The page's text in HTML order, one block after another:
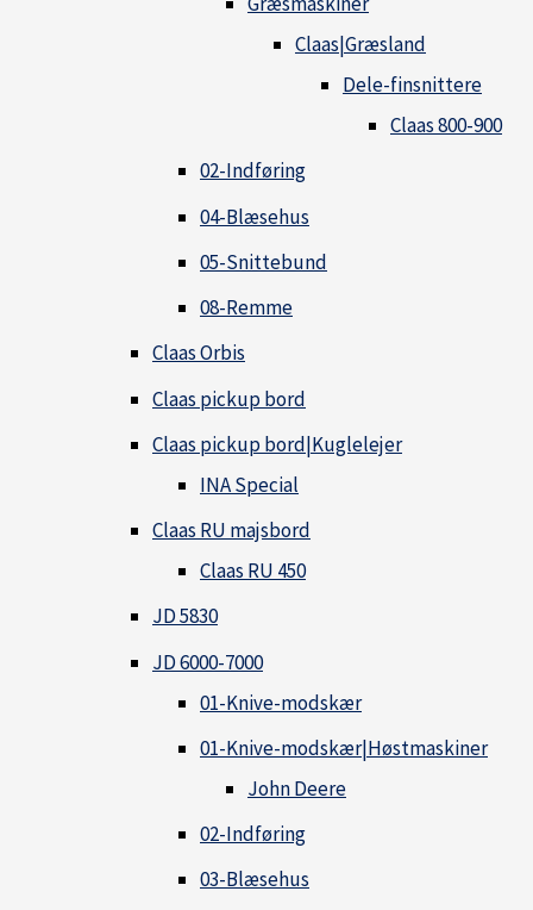
Claas|Græsland
Dele-finsnittere
Claas 800-900
02-Indføring
04-Blæsehus
05-Snittebund
08-Remme
Claas Orbis
Claas pickup bord
Claas pickup bord|Kuglelejer
INA Special
Claas RU majsbord
Claas RU 450
JD 5830
JD 6000-7000
01-Knive-modskær
01-Knive-modskær|Høstmaskiner
John Deere
02-Indføring
03-Blæsehus